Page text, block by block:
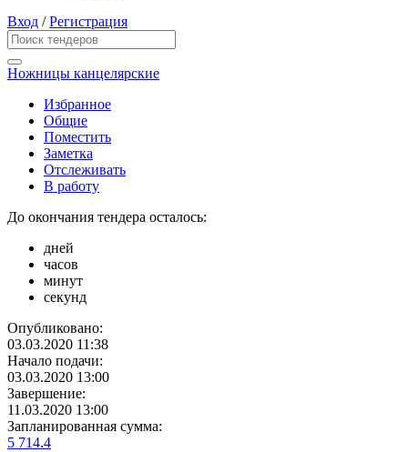
Вход /Регистрация
Ножницы канцелярские
Избранное
Общие
Поместить
Заметка
Отслеживать
В работу
До окончания тендера осталось:
дней
часов
минут
секунд
Опубликовано:
03.03.2020 11:38
Начало подачи:
03.03.2020 13:00
Завершение:
11.03.2020 13:00
Запланированная сумма:
5 714.4